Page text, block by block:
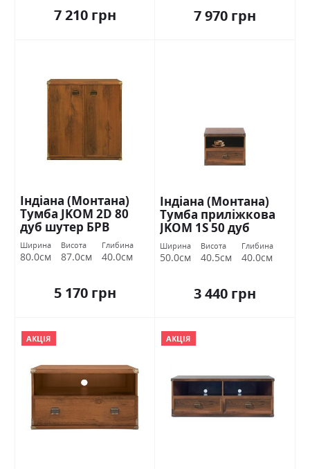
7 210 грн 7 970 грн
Індіана (Монтана)
Тумба JKOM 2D 80
дуб шутер БРВ
Україна
Ширина
80.0см
Висота
87.0см
Глибина
40.0см
5 170 грн
Індіана (Монтана)
Тумба приліжкова
JKOM 1S 50 дуб
шутер БРВ Україна
Ширина
50.0см
Висота
40.5см
Глибина
40.0см
3 440 грн
АКЦІЯ АКЦІЯ